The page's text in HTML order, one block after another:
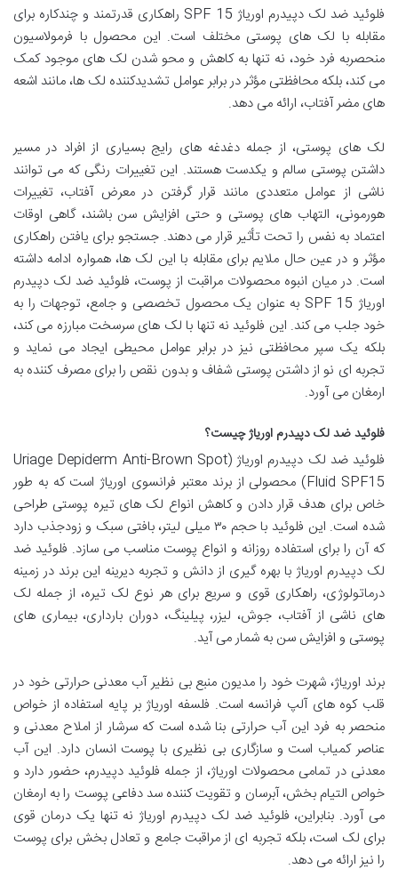
فلوئید ضد لک دپیدرم اوریاژ SPF 15 راهکاری قدرتمند و چندکاره برای
مقابله با لک های پوستی مختلف است. این محصول با فرمولاسیون
منحصربه فرد خود، نه تنها به کاهش و محو شدن لک های موجود کمک
می کند، بلکه محافظتی مؤثر در برابر عوامل تشدیدکننده لک ها، مانند اشعه
های مضر آفتاب، ارائه می دهد.
لک های پوستی، از جمله دغدغه های رایج بسیاری از افراد در مسیر
داشتن پوستی سالم و یکدست هستند. این تغییرات رنگی که می توانند
ناشی از عوامل متعددی مانند قرار گرفتن در معرض آفتاب، تغییرات
هورمونی، التهاب های پوستی و حتی افزایش سن باشند، گاهی اوقات
اعتماد به نفس را تحت تأثیر قرار می دهند. جستجو برای یافتن راهکاری
مؤثر و در عین حال ملایم برای مقابله با این لک ها، همواره ادامه داشته
است. در میان انبوه محصولات مراقبت از پوست، فلوئید ضد لک دپیدرم
اوریاژ SPF 15 به عنوان یک محصول تخصصی و جامع، توجهات را به
خود جلب می کند. این فلوئید نه تنها با لک های سرسخت مبارزه می کند،
بلکه یک سپر محافظتی نیز در برابر عوامل محیطی ایجاد می نماید و
تجربه ای نو از داشتن پوستی شفاف و بدون نقص را برای مصرف کننده به
ارمغان می آورد.
فلوئید ضد لک دپیدرم اوریاژ چیست؟
فلوئید ضد لک دپیدرم اوریاژ (Uriage Depiderm Anti-Brown Spot
Fluid SPF15) محصولی از برند معتبر فرانسوی اوریاژ است که به طور
خاص برای هدف قرار دادن و کاهش انواع لک های تیره پوستی طراحی
شده است. این فلوئید با حجم ۳۰ میلی لیتر، بافتی سبک و زودجذب دارد
که آن را برای استفاده روزانه و انواع پوست مناسب می سازد. فلوئید ضد
لک دپیدرم اوریاژ با بهره گیری از دانش و تجربه دیرینه این برند در زمینه
درماتولوژی، راهکاری قوی و سریع برای هر نوع لک تیره، از جمله لک
های ناشی از آفتاب، جوش، لیزر، پیلینگ، دوران بارداری، بیماری های
پوستی و افزایش سن به شمار می آید.
برند اوریاژ، شهرت خود را مدیون منبع بی نظیر آب معدنی حرارتی خود در
قلب کوه های آلپ فرانسه است. فلسفه اوریاژ بر پایه استفاده از خواص
منحصر به فرد این آب حرارتی بنا شده است که سرشار از املاح معدنی و
عناصر کمیاب است و سازگاری بی نظیری با پوست انسان دارد. این آب
معدنی در تمامی محصولات اوریاژ، از جمله فلوئید دپیدرم، حضور دارد و
خواص التیام بخش، آبرسان و تقویت کننده سد دفاعی پوست را به ارمغان
می آورد. بنابراین، فلوئید ضد لک دپیدرم اوریاژ نه تنها یک درمان قوی
برای لک است، بلکه تجربه ای از مراقبت جامع و تعادل بخش برای پوست
را نیز ارائه می دهد.